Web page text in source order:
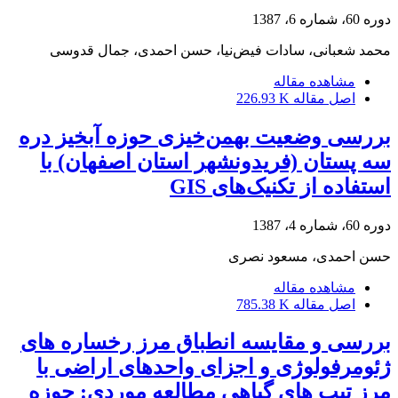
دوره 60، شماره 6، 1387
محمد شعبانی، سادات فیض‌نیا، حسن احمدی، جمال قدوسی
مشاهده مقاله
اصل مقاله 226.93 K
بررسی وضعیت بهمن‌خیزی حوزه آبخیز دره
سه پستان (فریدونشهر استان اصفهان) با
استفاده از تکنیک‌های GIS
دوره 60، شماره 4، 1387
حسن احمدی، مسعود نصری
مشاهده مقاله
اصل مقاله 785.38 K
بررسی و مقایسه انطباق مرز رخساره های
ژئومرفولوژی و اجزای واحدهای اراضی با
مرز تیپ های گیاهی مطالعه موردی: حوزه